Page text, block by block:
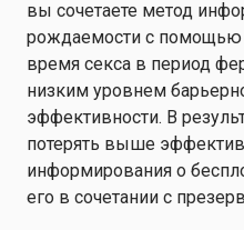
вы сочетаете метод
рождаемости с помощью
время секса в период
низким уровнем
эффективности. В
потерять выше
информирования о
его в сочетании с